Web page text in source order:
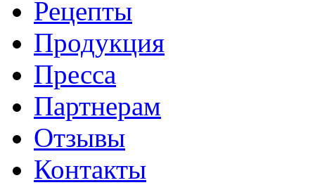
Рецепты
Продукция
Пресса
Партнерам
Отзывы
Контакты